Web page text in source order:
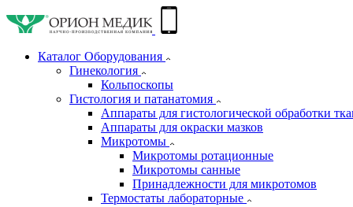
Каталог Оборудования
Гинекология
Кольпоскопы
Гистология и патанатомия
Аппараты для гистологической обработки
Аппараты для окраски мазков
Микротомы
Микротомы ротационные
Микротомы санные
Принадлежности для микротомов
Термостаты лабораторные